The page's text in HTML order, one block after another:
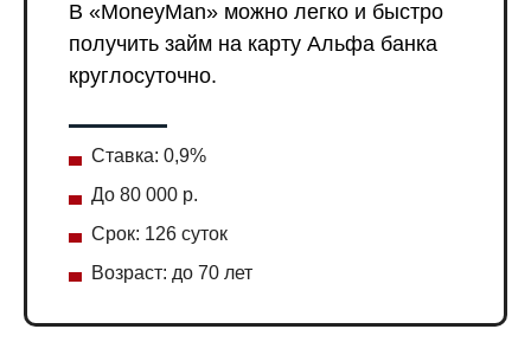
В «MoneyMan» можно легко и быстро
получить займ на карту Альфа банка
круглосуточно.
Ставка: 0,9%
До 80 000 р.
Срок: 126 суток
Возраст: до 70 лет